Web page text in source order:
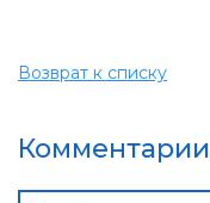
Возврат к списку
Комментарии